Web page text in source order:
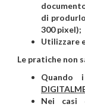
di
300 pixel);
Utilizzare
Le pratiche non
Quando
Nei casi